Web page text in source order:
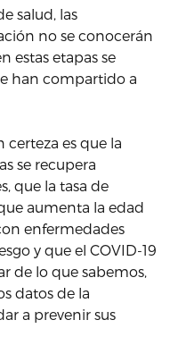
salud, las
no se conocerán
estas etapas se
han compartido a
certeza es que la
se recupera
que la tasa de
aumenta la edad
enfermedades
y que el COVID-19
de lo que sabemos,
datos de la
a prevenir sus